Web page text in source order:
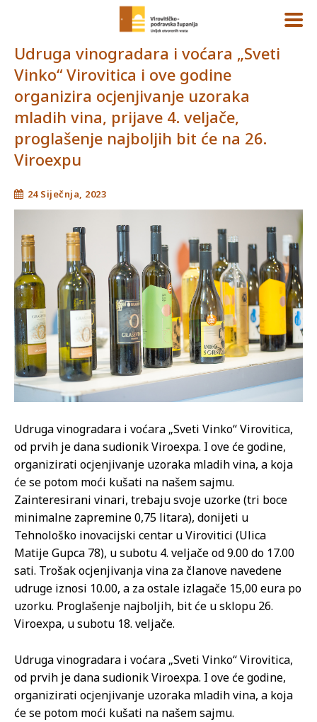
Udruga vinogradara i voćara „Sveti
Vinko“ Virovitica i ove godine
organizira ocjenjivanje uzoraka
mladih vina, prijave 4. veljače,
proglašenje najboljih bit će na 26.
Viroexpu
24 Siječnja, 2023
Udruga vinogradara i voćara „Sveti Vinko“ Virovitica,
od prvih je dana sudionik Viroexpa. I ove će godine,
organizirati ocjenjivanje uzoraka mladih vina, a koja
će se potom moći kušati na našem sajmu.
Zainteresirani vinari, trebaju svoje uzorke (tri boce
minimalne zapremine 0,75 litara), donijeti u
Tehnološko inovacijski centar u Virovitici (Ulica
Matije Gupca 78), u subotu 4. veljače od 9.00 do 17.00
sati. Trošak ocjenjivanja vina za članove navedene
udruge iznosi 10.00, a za ostale izlagače 15,00 eura po
uzorku. Proglašenje najboljih, bit će u sklopu 26.
Viroexpa, u subotu 18. veljače.
Udruga vinogradara i voćara „Sveti Vinko“ Virovitica,
od prvih je dana sudionik Viroexpa. I ove će godine,
organizirati ocjenjivanje uzoraka mladih vina, a koja
će se potom moći kušati na našem sajmu.